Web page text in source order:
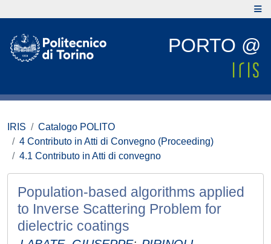
PORTO @
IRIS
Catalogo POLITO
4 Contributo in Atti di Convegno (Proceeding)
4.1 Contributo in Atti di convegno
Population-based algorithms applied
to Inverse Scattering Problem for
dielectric coatings